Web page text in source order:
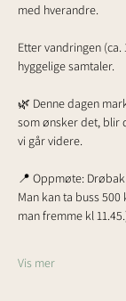
med hverandre.
Etter vandringen
hyggelige samtaler.
🌿 Denne dagen
som ønsker det, blir
vi går videre.
📍 Oppmøte:
Man kan ta buss
man fremme kl
Vis mer